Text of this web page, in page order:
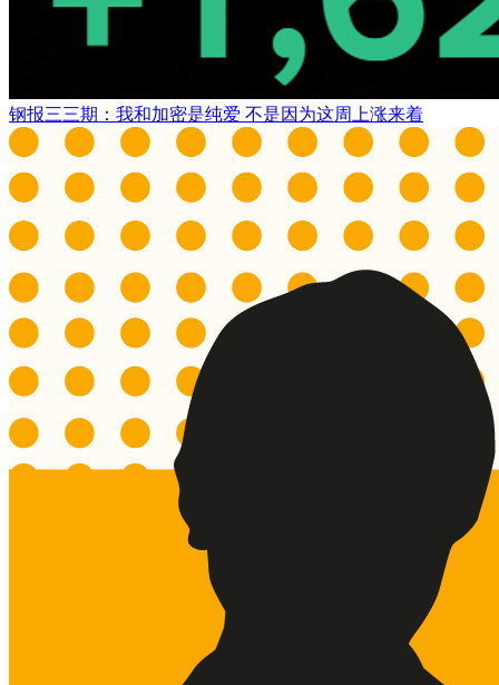
钢报三三期：我和加密是纯爱 不是因为这周上涨来着